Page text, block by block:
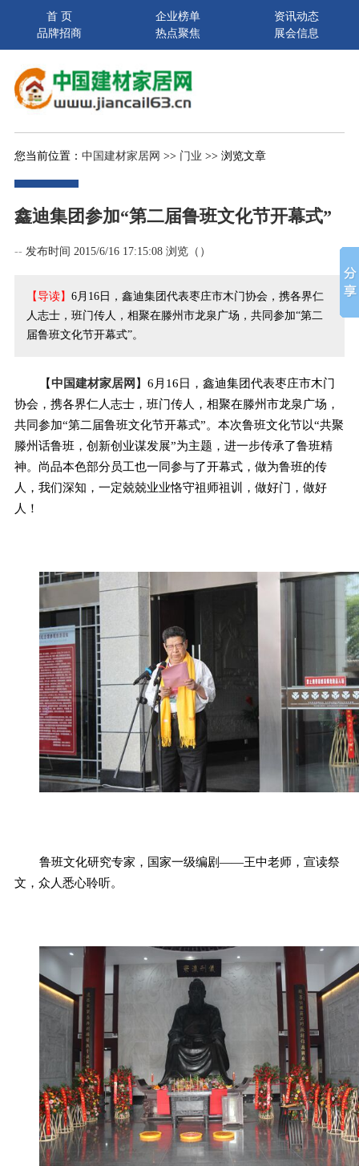
首 页 企业榜单
资讯动态
品牌招商
热点聚焦 展会信息
您当前位置： 中国建材家居网 >> 门业 >> 浏览文章
鑫迪集团参加“第二届鲁班文化节开幕式”
-- 发布时间 2015/6/16 17:15:08 浏览（ ）
【导读】 6月16日，鑫迪集团代表枣庄市木门协会，携各界仁
人志士，班门传人，相聚在滕州市龙泉广场，共同参加“第二
届鲁班文化节开幕式”。
【中国建材家居网 】6月16日，鑫迪集团代表枣庄市木门
协会，携各界仁人志士，班门传人，相聚在滕州市龙泉广场，
共同参加“第二届鲁班文化节开幕式”。本次鲁班文化节以“共聚
滕州话鲁班，创新创业谋发展”为主题，进一步传承了鲁班精
神。尚品本色部分员工也一同参与了开幕式，做为鲁班的传
人，我们深知，一定兢兢业业恪守祖师祖训，做好门，做好
人！
鲁班文化研究专家，国家一级编剧——王中老师，宣读祭
文，众人悉心聆听。